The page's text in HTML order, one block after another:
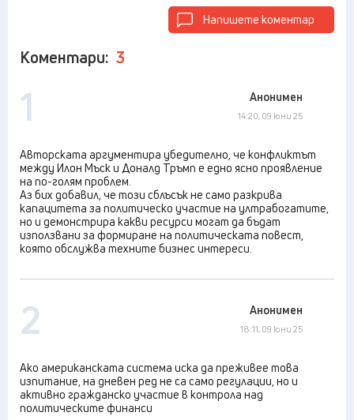
Напишете коментар
Коментари: 3
1 Анонимен
14:20, 09 юни 25
Авторската аргументира убедително, че конфликтът
между Илон Мъск и Доналд Тръмп е едно ясно проявление
на по-голям проблем.
Аз бих добавил, че този сблъсък не само разкрива
капацитета за политическо участие на ултрабогатите,
но и демонстрира какви ресурси могат да бъдат
използвани за формиране на политическата повест,
която обслужва техните бизнес интереси.
2 Анонимен
18:11, 09 юни 25
Ако американската система иска да преживее това
изпитание, на дневен ред не са само регулации, но и
активно гражданско участие в контрола над
политическите финанси